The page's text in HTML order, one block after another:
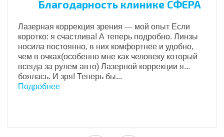
Благодарность клинике СФЕРА
Лазерная коррекция зрения — мой опыт Если
коротко: я счастлива! А теперь подробно. Линзы
носила постоянно, в них комфортнее и удобно,
чем в очках(особенно мне как человеку который
всегда за рулем авто) Лазерной коррекции я...
боялась. И зря! Теперь бы...
Подробнее